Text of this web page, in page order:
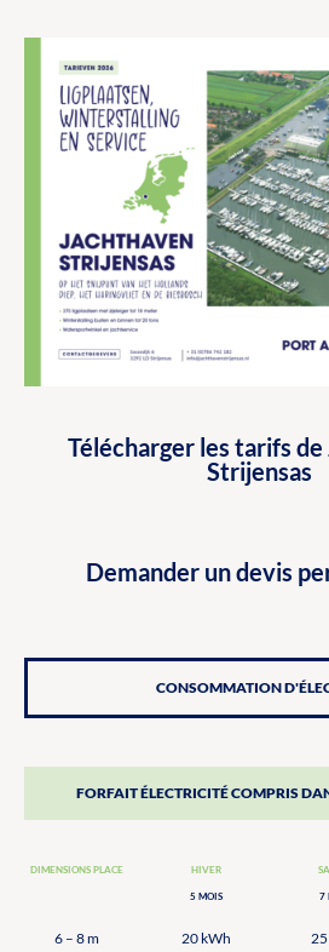
Télécharger les tarifs
Strijensas
Demander un devis
CONSOMMATION
FORFAIT ÉLECTRICITÉ COMPRIS
DIMENSIONS PLACE HIVER
5 MOIS 7
6 – 8 m 20 kWh